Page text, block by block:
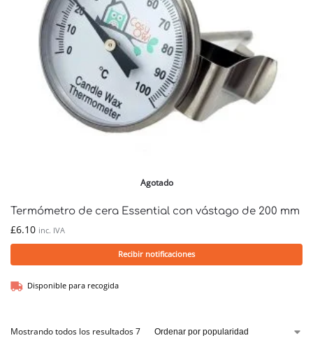
Agotado
Termómetro de cera Essential con vástago de 200 mm
£6.10 inc. IVA
Recibir notificaciones
Disponible para recogida
Mostrando todos los resultados 7